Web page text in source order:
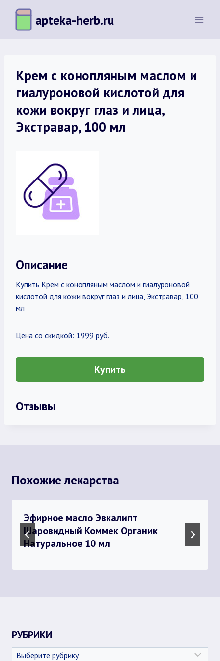
Перейти
содержимому
apteka-herb.ru
Крем с конопляным маслом и
гиалуроновой кислотой для
кожи вокруг глаз и лица,
Экстравар, 100 мл
Описание
Купить Крем с конопляным маслом и гиалуроновой
кислотой для кожи вокруг глаз и лица, Экстравар, 100
мл
Цена со скидкой: 1999 руб.
Купить
Отзывы
Похожие лекарства
Эфирное масло Эвкалипт
Шаровидный Коммек Органик
Натуральное 10 мл
РУБРИКИ
Рубрики